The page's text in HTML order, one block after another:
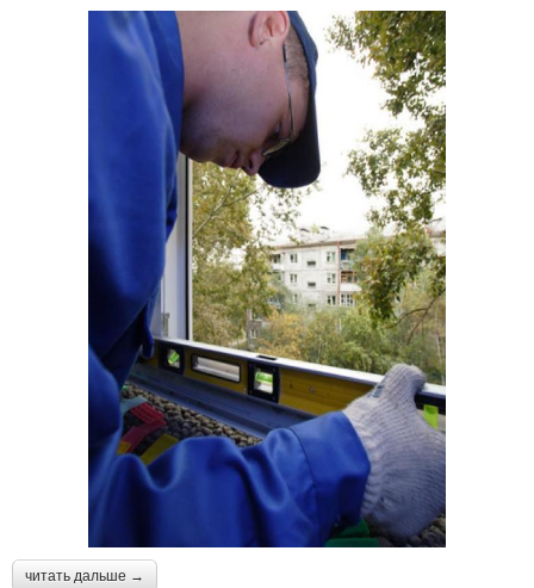
читать дальше →